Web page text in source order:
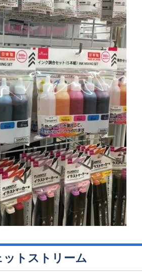
トストリーム